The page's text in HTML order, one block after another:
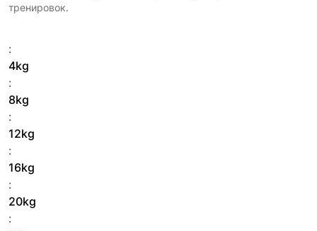
тренировок.
:
4kg
:
8kg
:
12kg
:
16kg
:
20kg
: